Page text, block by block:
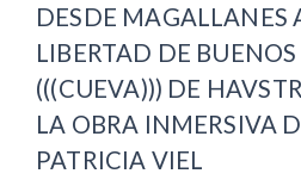
DESDE MAGALLANES
LIBERTAD DE BUENOS
(((CUEVA))) DE
LA OBRA INMERSIVA
PATRICIA VIEL